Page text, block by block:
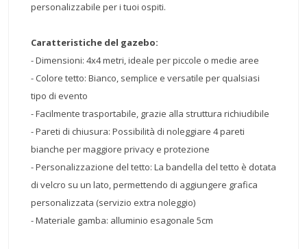
personalizzabile per i tuoi ospiti.
Caratteristiche del gazebo:
- Dimensioni: 4x4 metri, ideale per piccole o medie aree
- Colore tetto: Bianco, semplice e versatile per qualsiasi
tipo di evento
- Facilmente trasportabile, grazie alla struttura richiudibile
- Pareti di chiusura: Possibilità di noleggiare 4 pareti
bianche per maggiore privacy e protezione
- Personalizzazione del tetto: La bandella del tetto è dotata
di velcro su un lato, permettendo di aggiungere grafica
personalizzata (servizio extra noleggio)
- Materiale gamba: alluminio esagonale 5cm